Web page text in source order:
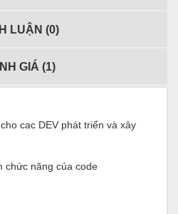
LUẬN (0)
GIÁ (1)
cac DEV phát triển và xây
chức năng của code